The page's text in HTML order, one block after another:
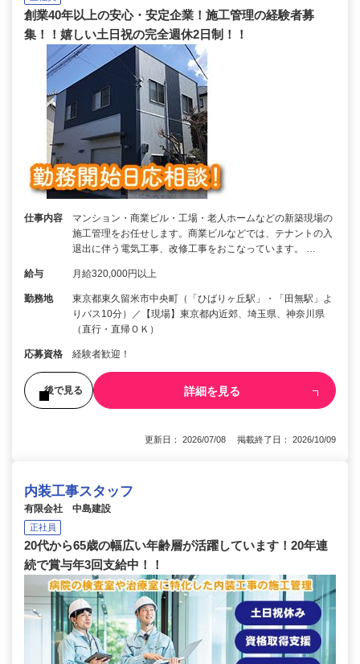
創業40年以上の安心・安定企業！施工管理の経験者募
集！！嬉しい土日祝の完全週休2日制！！
仕事内容
マンション・商業ビル・工場・老人ホームなどの新築現場の
施工管理をお任せします。商業ビルなどでは、テナントの入
退出に伴う電気工事、改修工事をおこなっています。 …
給与 月給320,000円以上
勤務地
東京都東久留米市中央町（「ひばりヶ丘駅」・「田無駅」よ
りバス10分）／【現場】東京都内近郊、埼玉県、神奈川県
（直行・直帰ＯＫ）
応募資格 経験者歓迎！
後で見る 詳細を見る
更新日： 2026/07/08 掲載終了日： 2026/10/09
内装工事スタッフ
有限会社 中島建設
正社員
20代から65歳の幅広い年齢層が活躍しています！20年連
続で賞与年3回支給中！！